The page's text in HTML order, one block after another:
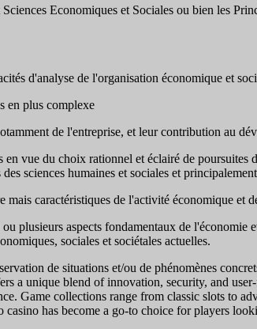
Economiques et Sociales ou bien les
d'analyse de l'organisation économique et
en plus complexe
de l'entreprise, et leur contribution au
vue du choix rationnel et éclairé de
sciences humaines et sociales et
caractéristiques de l'activité économique et
plusieurs aspects fondamentaux de l'économie
sociales et sociétales actuelles.
de situations et/ou de phénomènes
a unique blend of innovation, security, and
Game collections range from classic slots to
casino has become a go-to choice for players